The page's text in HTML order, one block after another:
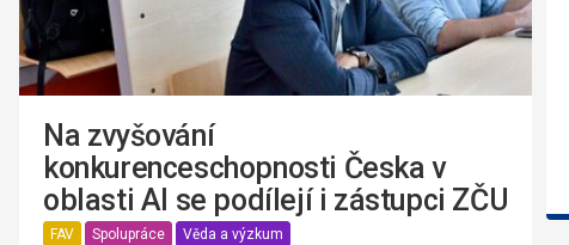
Na zvyšování
konkurenceschopnosti Česka v
oblasti AI se podílejí i zástupci ZČU
FAV Spolupráce Věda a výzkum